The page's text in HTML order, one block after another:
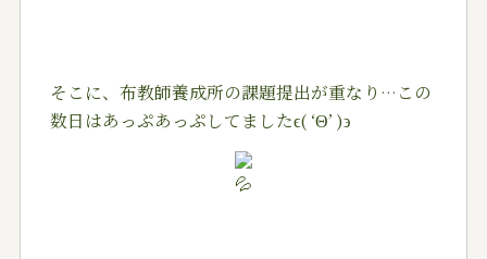
そこに、布教師養成所の課題提出が重なり…この
数日はあっぷあっぷしてましたϵ( ‘Θ’ )϶